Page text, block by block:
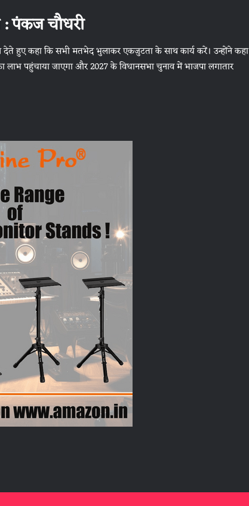
पंकज चौधरी
देते हुए कहा कि सभी मतभेद भुलाकर एकजुटता के साथ कार्य करें। उन्होंने कहा
पहुंचाया जाएगा और 2027 के विधानसभा चुनाव में भाजपा लगातार